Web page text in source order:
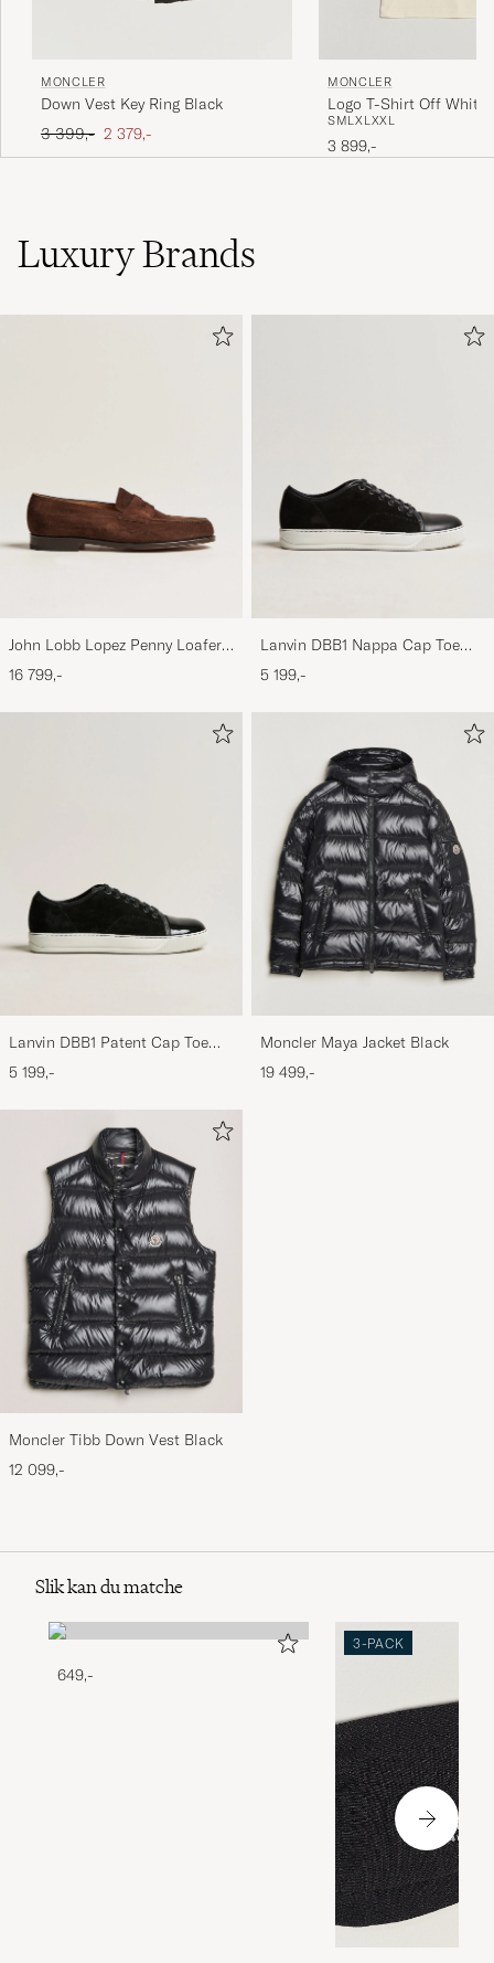
MONCLER
Down Vest Key Ring Black
Ordinær pris
3 399,- Nedsatt pris
2 379,-
MONCLER
Logo T-Shirt Off White
SMLXLXXL
3 899,-
Luxury Brands
John Lobb Lopez Penny Loafer
Dark Brown Suede
16 799,-
Lanvin DBB1 Nappa Cap Toe
Sneaker Black
5 199,-
Lanvin DBB1 Patent Cap Toe
Sneaker Black
5 199,-
Moncler Maya Jacket Black
19 499,-
Moncler Tibb Down Vest Black
12 099,-
Slik kan du matche
649,-
3-PACK